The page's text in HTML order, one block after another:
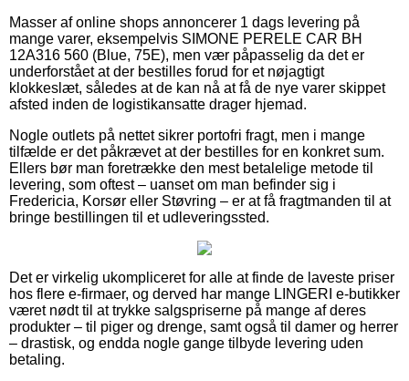
Masser af online shops annoncerer 1 dags levering på
mange varer, eksempelvis SIMONE PERELE CAR BH
12A316 560 (Blue, 75E), men vær påpasselig da det er
underforstået at der bestilles forud for et nøjagtigt
klokkeslæt, således at de kan nå at få de nye varer skippet
afsted inden de logistikansatte drager hjemad.
Nogle outlets på nettet sikrer portofri fragt, men i mange
tilfælde er det påkrævet at der bestilles for en konkret sum.
Ellers bør man foretrække den mest betalelige metode til
levering, som oftest – uanset om man befinder sig i
Fredericia, Korsør eller Støvring – er at få fragtmanden til at
bringe bestillingen til et udleveringssted.
Det er virkelig ukompliceret for alle at finde de laveste priser
hos flere e-firmaer, og derved har mange LINGERI e-butikker
været nødt til at trykke salgspriserne på mange af deres
produkter – til piger og drenge, samt også til damer og herrer
– drastisk, og endda nogle gange tilbyde levering uden
betaling.